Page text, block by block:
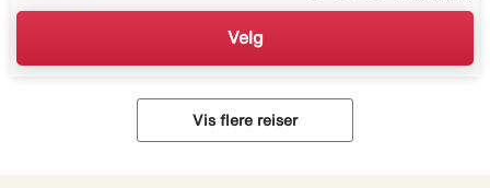
Velg
Vis flere reiser